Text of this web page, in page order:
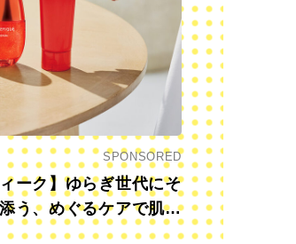
SPONSORED
ーク】ゆらぎ世代にそ
う、めぐるケアで肌も
に